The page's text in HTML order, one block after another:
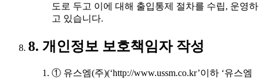
도로 두고 이에 대해 출입통제 절차를 수립, 운영하
고 있습니다.
8. 개인정보 보호책임자 작성
① 유스엠(주)(‘http://www.ussm.co.kr’이하 ‘유스엠